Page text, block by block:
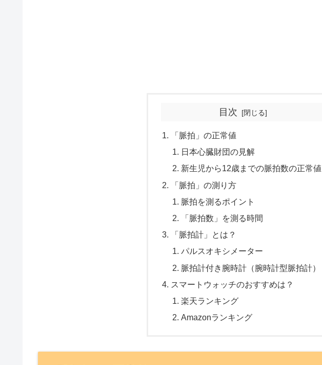
目次
「脈拍」の正常値
日本心臓財団の見解
新生児から12歳までの脈拍数の正常値
「脈拍」の測り方
脈拍を測るポイント
「脈拍数」を測る時間
「脈拍計」とは？
パルスオキシメーター
脈拍計付き腕時計（腕時計型脈拍計）
スマートウォッチのおすすめは？
楽天ランキング
Amazonランキング